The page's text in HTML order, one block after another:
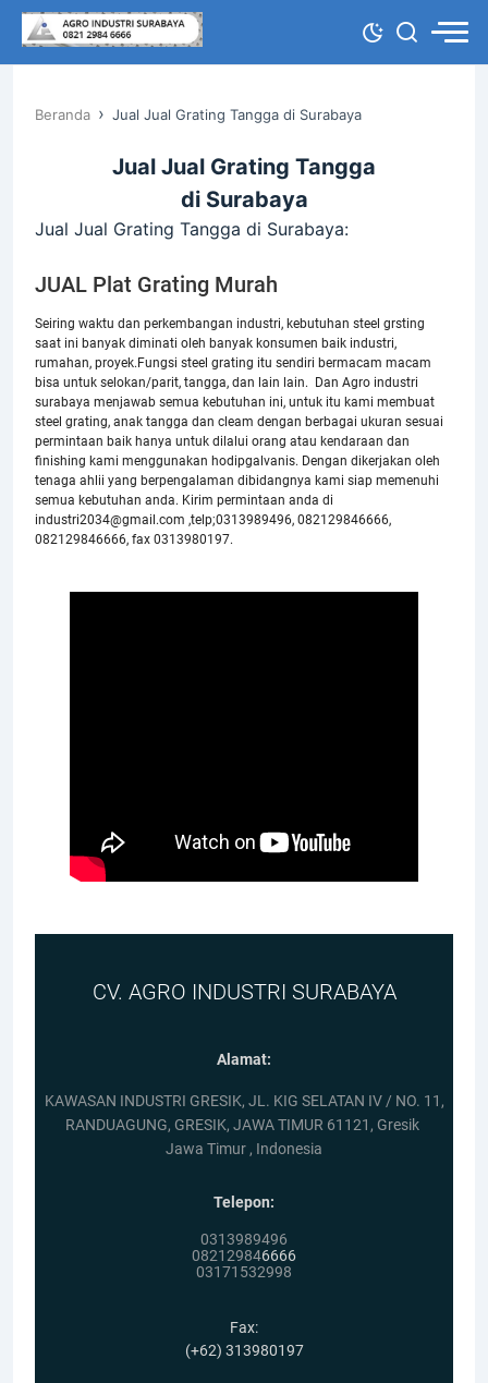
Beranda › Jual Jual Grating Tangga di Surabaya
Jual Jual Grating Tangga
di Surabaya
Jual Jual Grating Tangga di Surabaya:
JUAL Plat Grating Murah
Seiring waktu dan perkembangan industri, kebutuhan steel grsting
saat ini banyak diminati oleh banyak konsumen baik industri,
rumahan, proyek.Fungsi steel grating itu sendiri bermacam macam
bisa untuk selokan/parit, tangga, dan lain lain. Dan Agro industri
surabaya menjawab semua kebutuhan ini, untuk itu kami membuat
steel grating, anak tangga dan cleam dengan berbagai ukuran sesuai
permintaan baik hanya untuk dilalui orang atau kendaraan dan
finishing kami menggunakan hodipgalvanis. Dengan dikerjakan oleh
tenaga ahlii yang berpengalaman dibidangnya kami siap memenuhi
semua kebutuhan anda. Kirim permintaan anda di
industri2034@gmail.com ,telp;0313989496, 082129846666,
082129846666, fax 0313980197.
CV. AGRO INDUSTRI SURABAYA
Alamat:
KAWASAN INDUSTRI GRESIK, JL. KIG SELATAN IV / NO. 11,
RANDUAGUNG, GRESIK, JAWA TIMUR 61121, Gresik
Jawa Timur , Indonesia
Telepon:
0313989496
082129846666
03171532998
Fax:
(+62) 313980197